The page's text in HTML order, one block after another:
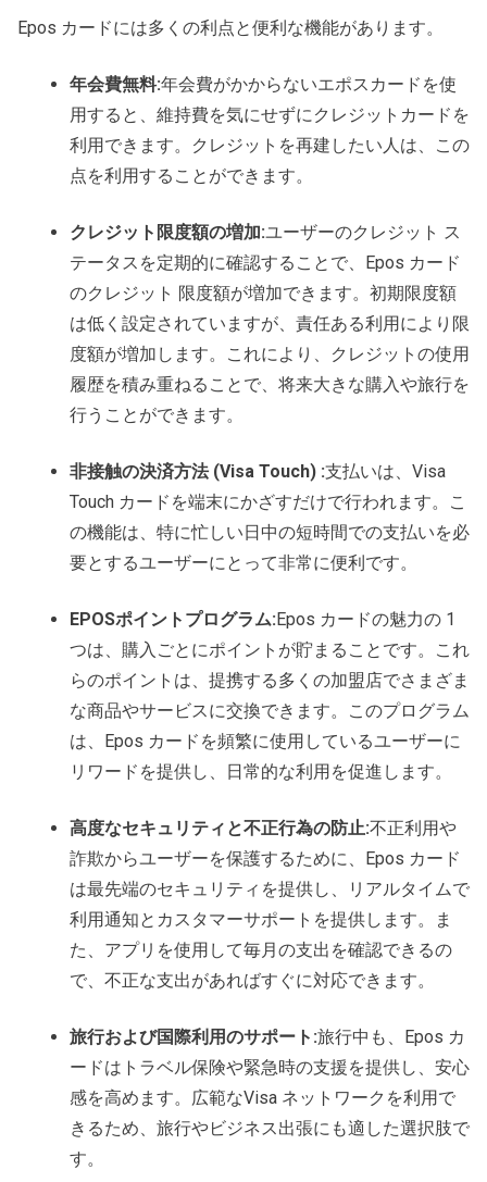
Epos カードには多くの利点と便利な機能があります。
年会費無料:年会費がかからないエポスカードを使
用すると、維持費を気にせずにクレジットカードを
利用できます。クレジットを再建したい人は、この
点を利用することができます。
クレジット限度額の増加:ユーザーのクレジット ス
テータスを定期的に確認することで、Epos カード
のクレジット 限度額が増加できます。初期限度額
は低く設定されていますが、責任ある利用により限
度額が増加します。これにより、クレジットの使用
履歴を積み重ねることで、将来大きな購入や旅行を
行うことができます。
非接触の決済方法 (Visa Touch) :支払いは、Visa
Touch カードを端末にかざすだけで行われます。こ
の機能は、特に忙しい日中の短時間での支払いを必
要とするユーザーにとって非常に便利です。
EPOSポイントプログラム:Epos カードの魅力の 1
つは、購入ごとにポイントが貯まることです。これ
らのポイントは、提携する多くの加盟店でさまざま
な商品やサービスに交換できます。このプログラム
は、Epos カードを頻繁に使用しているユーザーに
リワードを提供し、日常的な利用を促進します。
高度なセキュリティと不正行為の防止:不正利用や
詐欺からユーザーを保護するために、Epos カード
は最先端のセキュリティを提供し、リアルタイムで
利用通知とカスタマーサポートを提供します。ま
た、アプリを使用して毎月の支出を確認できるの
で、不正な支出があればすぐに対応できます。
旅行および国際利用のサポート:旅行中も、Epos カ
ードはトラベル保険や緊急時の支援を提供し、安心
感を高めます。広範なVisa ネットワークを利用で
きるため、旅行やビジネス出張にも適した選択肢で
す。